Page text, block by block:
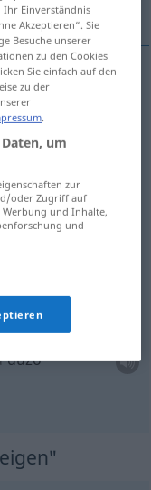
AKK)
dużo
Ihr Einverständnis
Akzeptieren“. Sie
Besuche unserer
zu den Cookies
Sie einfach auf den
zu der
.
um
zur
oder Zugriff auf
und Inhalte,
und